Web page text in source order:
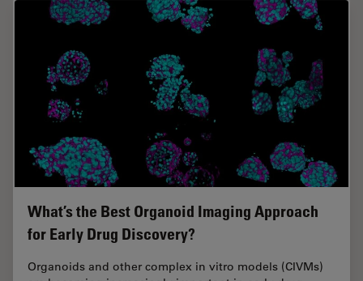
What’s the Best Organoid Imaging Approach
for Early Drug Discovery?
Organoids and other complex in vitro models (CIVMs)